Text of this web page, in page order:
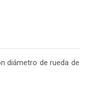
diámetro de rueda de